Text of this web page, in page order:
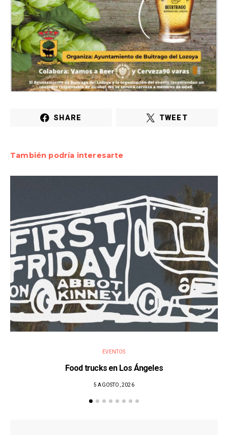
SHARE TWEET
También podría interesarte
EVENTOS
Food trucks en Los Ángeles
5 AGOSTO, 2026